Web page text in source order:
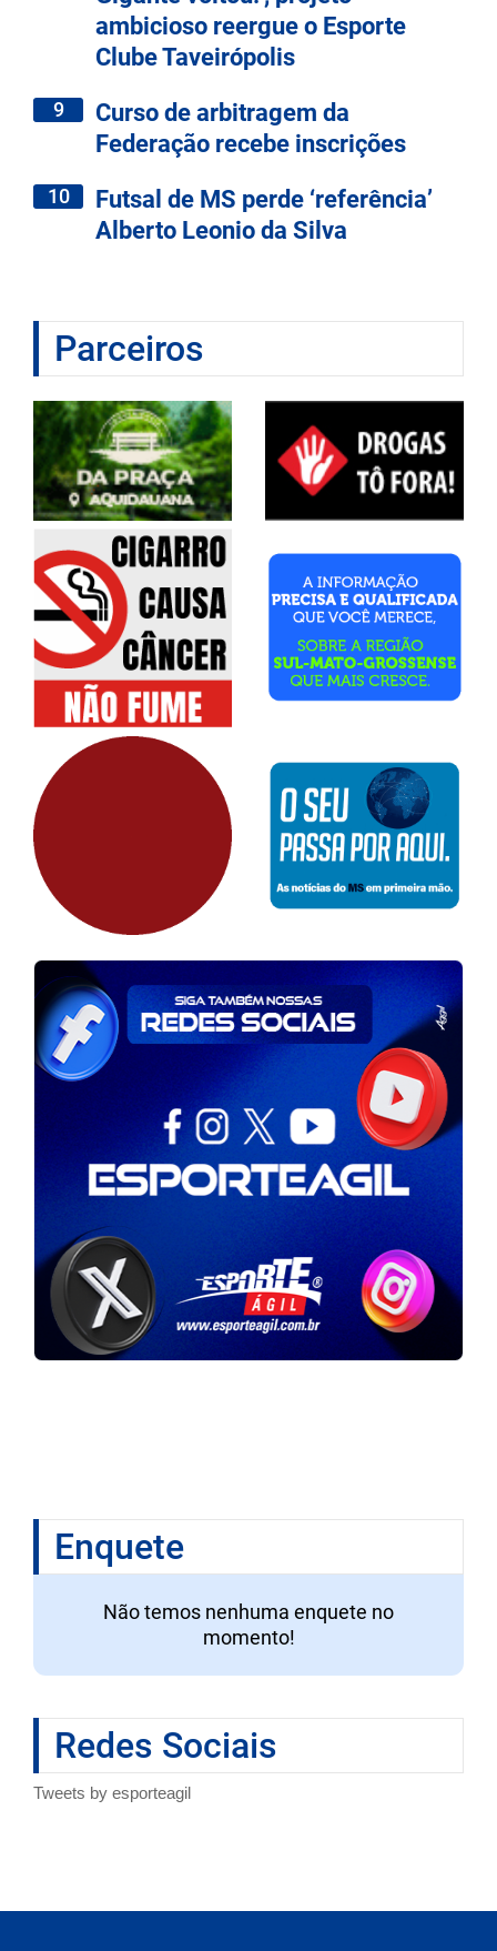
ambicioso reergue o Esporte
Clube Taveirópolis
9
Curso de arbitragem da
Federação recebe inscrições
10
Futsal de MS perde ‘referência’
Alberto Leonio da Silva
Parceiros
Enquete
Não temos nenhuma enquete no
momento!
Redes Sociais
Tweets by esporteagil